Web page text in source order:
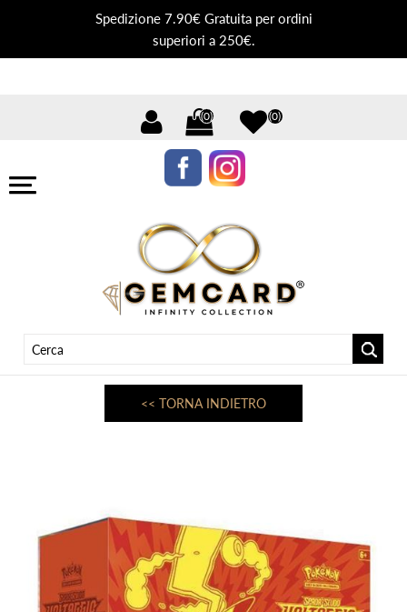
Spedizione 7.90€ Gratuita per ordini
superiori a 250€.
(0) (0)
<< TORNA INDIETRO